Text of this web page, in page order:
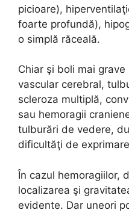
picioare),
foarte profundă),
o simplă răceală.
Chiar şi boli mai
vascular cerebral,
scleroza multiplă,
sau hemoragii
tulburări de vedere,
dificultăţi de
În cazul hemoragiilor,
localizarea şi
evidente. Dar uneori